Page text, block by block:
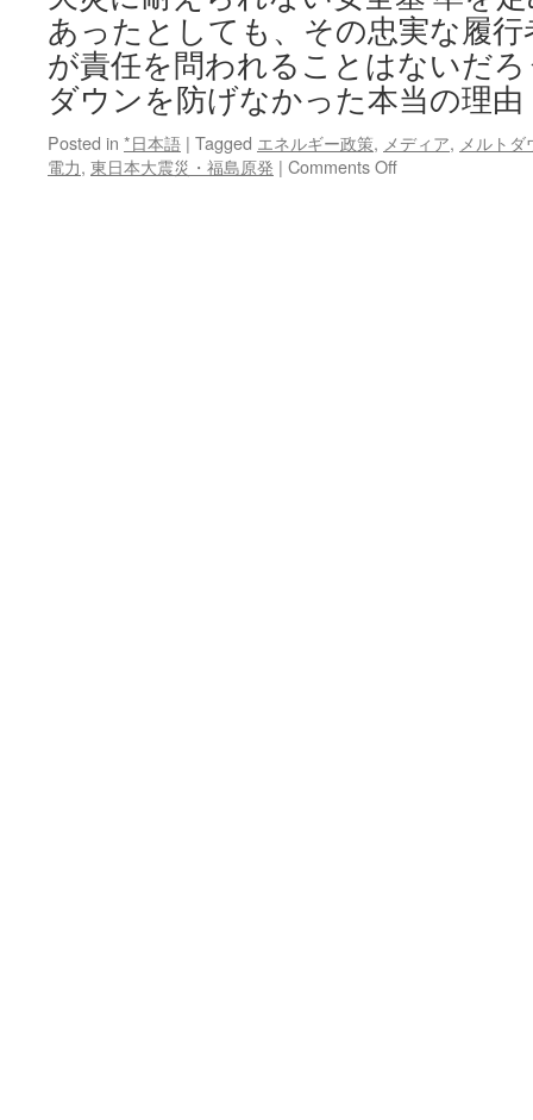
あったとしても、その忠実な履
が責任を問われることはないだ
ダウンを防げなかった本当の理由
Posted in *日本語 | Tagged エネルギー政策, メディア, メルトダ
電力, 東日本大震災・福島原発 | Comments Offon